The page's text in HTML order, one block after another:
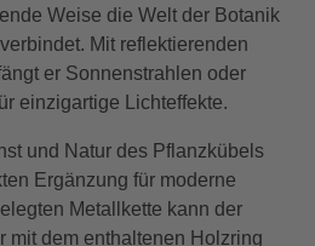
Weise die Welt der Botanik
Mit reflektierenden
er Sonnenstrahlen oder
einzigartige Lichteffekte.
und Natur des Pflanzkübels
Ergänzung für moderne
Metallkette kann der
mit dem enthaltenen Holzring